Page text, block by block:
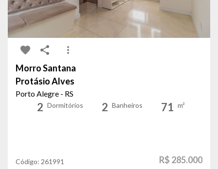
Morro Santana
Protásio Alves
Porto Alegre - RS
2 Dormitórios 2 Banheiros 71 m²
Código: 261991 R$ 285.000